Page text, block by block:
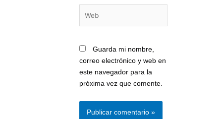
Guarda mi nombre,
correo electrónico y web en
este navegador para la
próxima vez que comente.